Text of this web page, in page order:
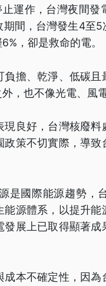
運作，台灣夜間發
間，台灣發生4至
，卻是救命的電。
擔、乾淨、低碳
，也不像光電、風
良好，台灣核廢
策不切實際，導
是國際能源趨勢，
源體系，以提升
展上已取得顯著
本不確定性，因